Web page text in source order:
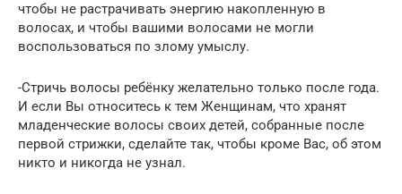
чтобы не растрачивать энергию накопленную в
волосах, и чтобы вашими волосами не могли
воспользоваться по злому умыслу.
-Стричь волосы ребёнку желательно только после года.
И если Вы относитесь к тем Женщинам, что хранят
младенческие волосы своих детей, собранные после
первой стрижки, сделайте так, чтобы кроме Вас, об этом
никто и никогда не узнал.